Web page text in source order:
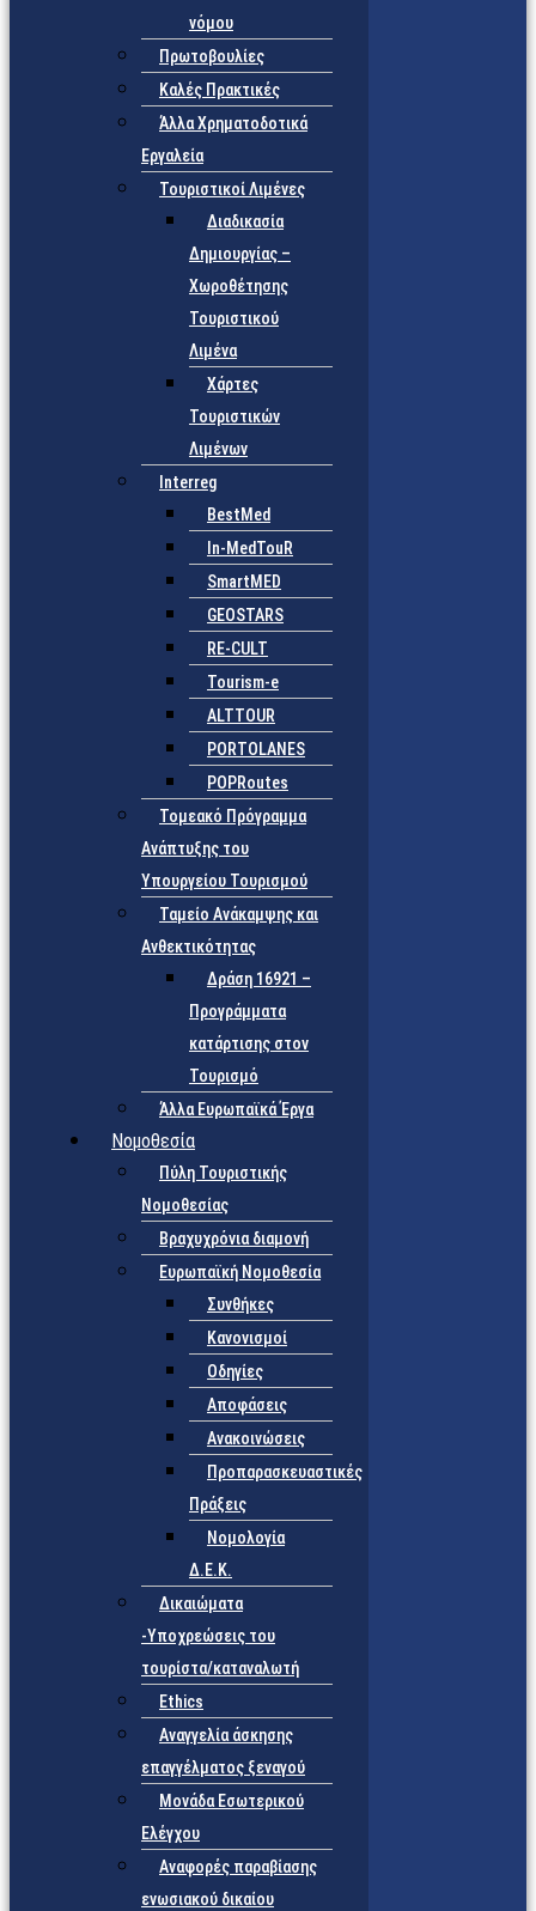
νόμου
Πρωτοβουλίες
Καλές Πρακτικές
Άλλα Χρηματοδοτικά
Εργαλεία
Τουριστικοί Λιμένες
Διαδικασία
Δημιουργίας –
Χωροθέτησης
Τουριστικού
Λιμένα
Χάρτες
Τουριστικών
Λιμένων
Interreg
BestMed
In-MedTouR
SmartMED
GEOSTARS
RE-CULT
Tourism-e
ALTTOUR
PORTOLANES
POPRoutes
Τομεακό Πρόγραμμα
Ανάπτυξης του
Υπουργείου Τουρισμού
Ταμείο Ανάκαμψης και
Ανθεκτικότητας
Δράση 16921 –
Προγράμματα
κατάρτισης στον
Τουρισμό
Άλλα Ευρωπαϊκά Έργα
Νομοθεσία
Πύλη Τουριστικής
Νομοθεσίας
Βραχυχρόνια διαμονή
Ευρωπαϊκή Νομοθεσία
Συνθήκες
Κανονισμοί
Οδηγίες
Αποφάσεις
Ανακοινώσεις
Προπαρασκευαστικές
Πράξεις
Νομολογία
Δ.Ε.Κ.
Δικαιώματα
-Υποχρεώσεις του
τουρίστα/καταναλωτή
Ethics
Αναγγελία άσκησης
επαγγέλματος ξεναγού
Μονάδα Εσωτερικού
Ελέγχου
Αναφορές παραβίασης
ενωσιακού δικαίου